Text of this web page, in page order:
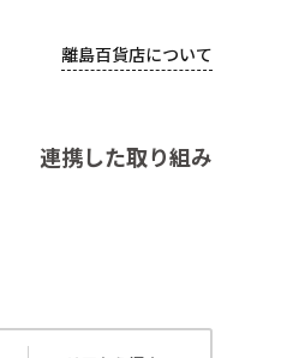
離島百貨店について
連携した取り組み